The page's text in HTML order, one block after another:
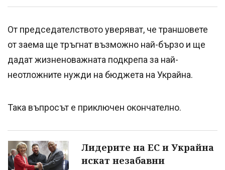
От председателството уверяват, че траншовете
от заема ще тръгнат възможно най-бързо и ще
дадат жизненоважната подкрепа за най-
неотложните нужди на бюджета на Украйна.
Така въпросът е приключен окончателно.
Лидерите на ЕС и Украйна
искат незабавни